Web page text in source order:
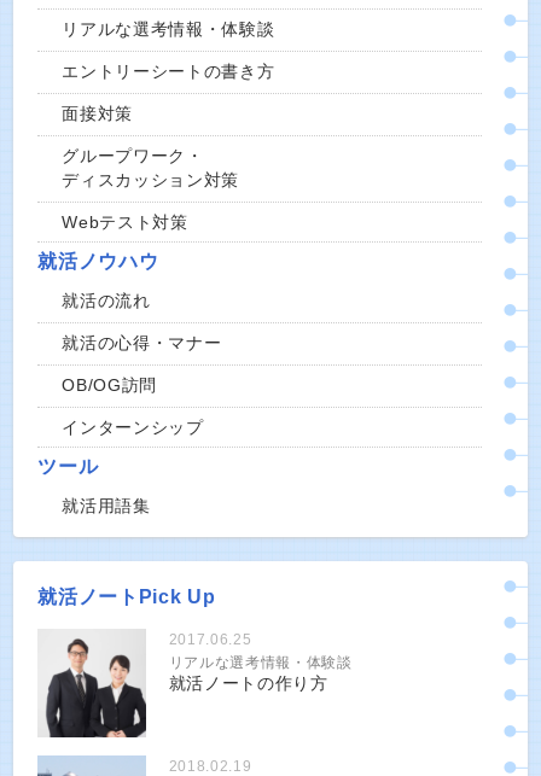
リアルな選考情報・体験談
エントリーシートの書き方
面接対策
グループワーク・
ディスカッション対策
Webテスト対策
就活ノウハウ
就活の流れ
就活の心得・マナー
OB/OG訪問
インターンシップ
ツール
就活用語集
就活ノートPick Up
2017.06.25
リアルな選考情報・体験談
就活ノートの作り方
2018.02.19